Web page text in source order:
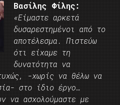
Βασίλης Φίλης:
«Είμαστε αρκετά
δυσαρεστημένοι από το
αποτέλεσμα. Πιστεύω
ότι είχαμε τη
δυνατότητα να
-χωρίς να θέλω να
στο ίδιο έργο…
να ασχολούμαστε με